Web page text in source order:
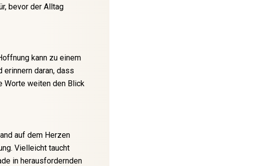
bevor der Alltag
kann zu einem
daran, dass
Worte weiten den Blick
auf dem Herzen
Vielleicht taucht
in herausfordernden